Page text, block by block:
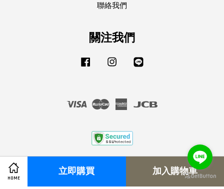
HOME
立即購買 加入購物車
聯絡我們
關注我們
Facebook Instagram
Visa Master
American
服務條款 隱私政策|退換貨須知 訂購須知| 國際運費參考表